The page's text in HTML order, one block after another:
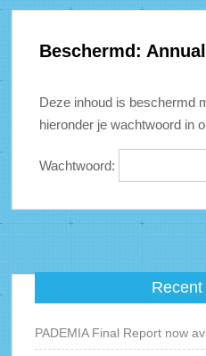
Beschermd:
Deze inhoud is beschermd
hieronder je wachtwoord in
Wachtwoord:
PADEMIA Final Report now